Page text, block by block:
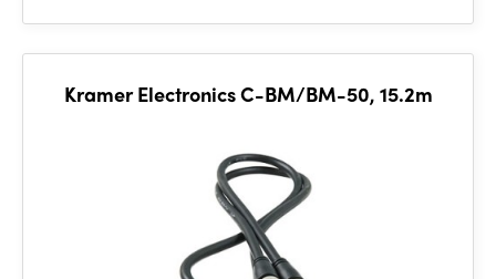
Kramer Electronics C-BM/BM-50, 15.2m